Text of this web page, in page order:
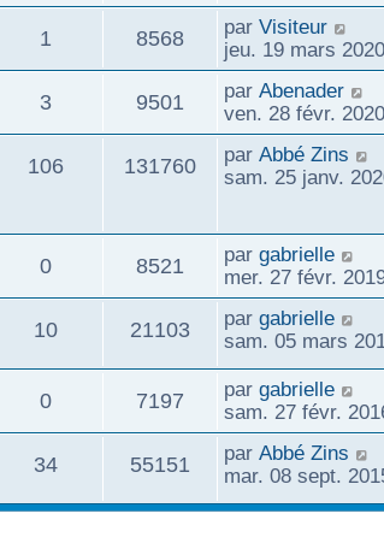
1 8568 par Visiteur
jeu. 19 mars
3 9501 par Abenader
ven. 28 févr.
106 131760 par Abbé Zins
sam. 25 janv.
0 8521 par gabrielle
mer. 27 févr.
10 21103 par gabrielle
sam. 05 mars
0 7197 par gabrielle
sam. 27 févr.
34 55151 par Abbé Zins
mar. 08 sept.